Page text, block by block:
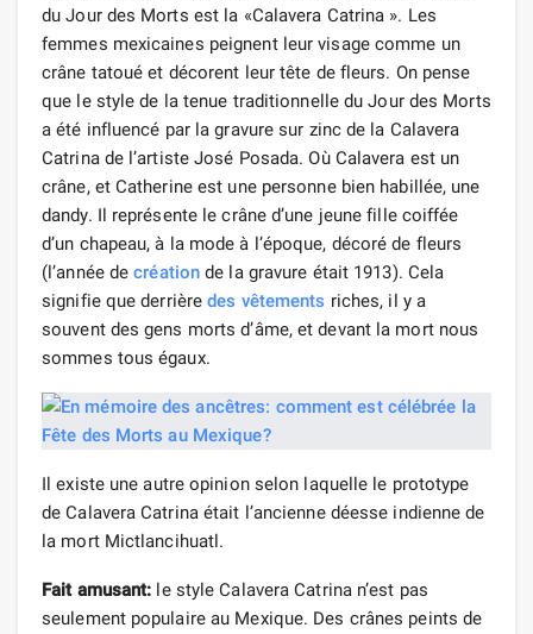
du Jour des Morts est la «Calavera Catrina ». Les
femmes mexicaines peignent leur visage comme un
crâne tatoué et décorent leur tête de fleurs. On pense
que le style de la tenue traditionnelle du Jour des Morts
a été influencé par la gravure sur zinc de la Calavera
Catrina de l’artiste José Posada. Où Calavera est un
crâne, et Catherine est une personne bien habillée, une
dandy. Il représente le crâne d’une jeune fille coiffée
d’un chapeau, à la mode à l’époque, décoré de fleurs
(l’année decréation de la gravure était 1913). Cela
signifie que derrièredes vêtements riches, il y a
souvent des gens morts d’âme, et devant la mort nous
sommes tous égaux.
Il existe une autre opinion selon laquelle le prototype
de Calavera Catrina était l’ancienne déesse indienne de
la mort Mictlancihuatl.
Fait amusant: le style Calavera Catrina n’est pas
seulement populaire au Mexique. Des crânes peints de